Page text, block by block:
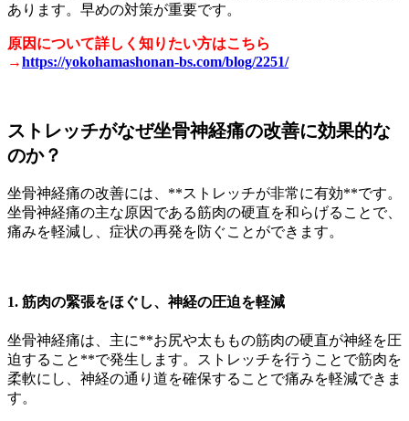
あります。早めの対策が重要です。
原因について詳しく知りたい方はこちら
→https://yokohamashonan-bs.com/blog/2251/
ストレッチがなぜ坐骨神経痛の改善に効果的な
のか？
坐骨神経痛の改善には、**ストレッチが非常に有効**です。
坐骨神経痛の主な原因である筋肉の硬直を和らげることで、
痛みを軽減し、症状の再発を防ぐことができます。
1. 筋肉の緊張をほぐし、神経の圧迫を軽減
坐骨神経痛は、主に**お尻や太ももの筋肉の硬直が神経を圧
迫すること**で発生します。ストレッチを行うことで筋肉を
柔軟にし、神経の通り道を確保することで痛みを軽減できま
す。